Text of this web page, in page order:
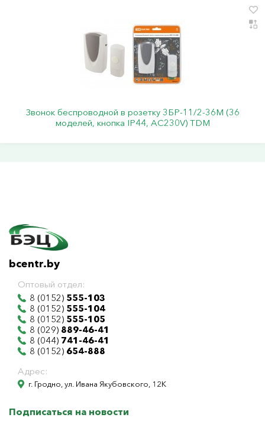
Звонок беспроводной в розетку 3БР-11/2-36М (36
моделей, кнопка IP44, АС230V) TDM
bcentr.by
Оптовый отдел:
8 (0152) 555-103
8 (0152) 555-104
8 (0152) 555-105
8 (029) 889-46-41
8 (044) 741-46-41
8 (0152) 654-888
Адрес:
г. Гродно, ул. Ивана Якубовского, 12К
Подписаться на новости